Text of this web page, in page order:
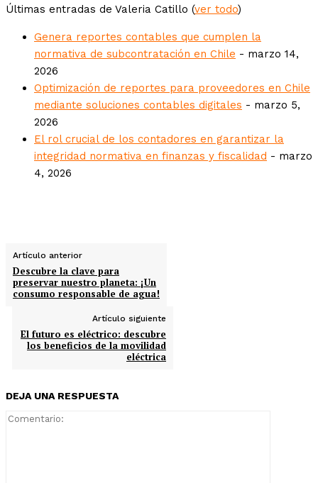
Últimas entradas de Valeria Catillo (ver todo)
Genera reportes contables que cumplen la
normativa de subcontratación en Chile - marzo 14,
2026
Optimización de reportes para proveedores en Chile
mediante soluciones contables digitales - marzo 5,
2026
El rol crucial de los contadores en garantizar la
integridad normativa en finanzas y fiscalidad - marzo
4, 2026
Artículo anterior
Descubre la clave para
preservar nuestro planeta: ¡Un
consumo responsable de agua!
Artículo siguiente
El futuro es eléctrico: descubre
los beneficios de la movilidad
eléctrica
DEJA UNA RESPUESTA